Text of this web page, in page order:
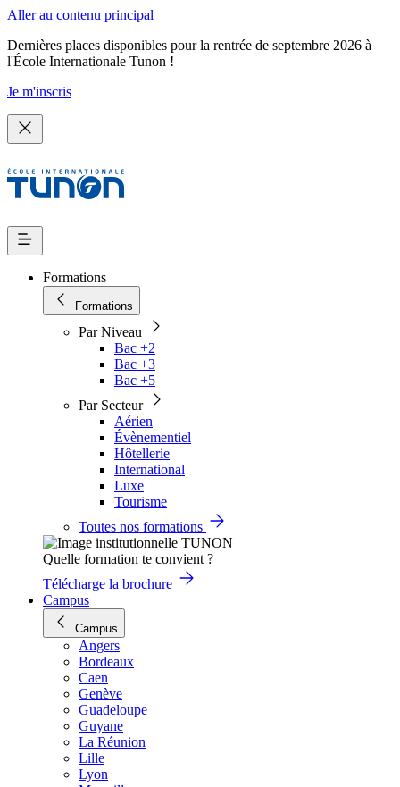
Aller au contenu principal
Dernières places disponibles pour la rentrée de septembre 2026 à
l'École Internationale Tunon !
Je m'inscris
Formations
Formations
Par Niveau
Bac +2
Bac +3
Bac +5
Par Secteur
Aérien
Évènementiel
Hôtellerie
International
Luxe
Tourisme
Toutes nos formations
Quelle formation te convient ?
Télécharge la brochure
Campus
Campus
Angers
Bordeaux
Caen
Genève
Guadeloupe
Guyane
La Réunion
Lille
Lyon